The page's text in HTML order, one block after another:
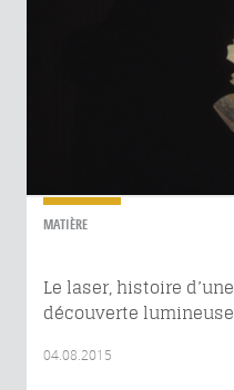
MATIÈRE
Le laser, histoire d’une
découverte lumineuse
04.08.2015